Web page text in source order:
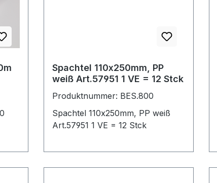
Spachtel 110x250mm, PP
weiß Art.57951 1 VE = 12 Stck
Produktnummer: BES.800
Spachtel 110x250mm, PP weiß
Art.57951 1 VE = 12 Stck